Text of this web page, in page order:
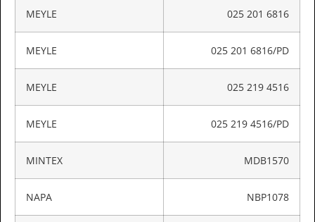
MEYLE 025 201 6816
MEYLE 025 201 6816/PD
MEYLE 025 219 4516
MEYLE 025 219 4516/PD
MINTEX MDB1570
NAPA NBP1078